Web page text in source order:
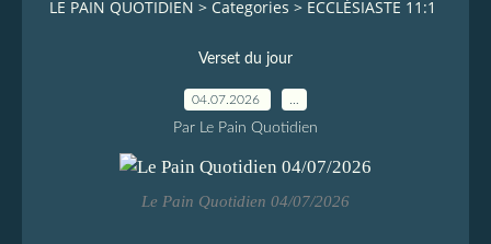
LE PAIN QUOTIDIEN > Categories > ECCLÉSIASTE 11:1
Verset du jour
04.07.2026
Par Le Pain Quotidien
Le Pain Quotidien 04/07/2026